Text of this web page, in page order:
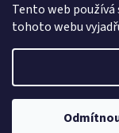
Tento web
tohoto webu